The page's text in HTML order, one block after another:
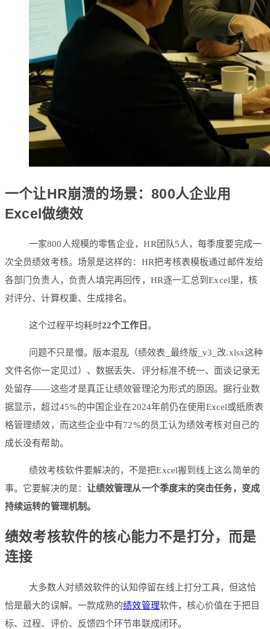
一个让HR崩溃的场景：800人企业用
Excel做绩效
一家800人规模的零售企业，HR团队5人，每季度要完成一
次全员绩效考核。场景是这样的：HR把考核表模板通过邮件发给
各部门负责人，负责人填完再回传，HR逐一汇总到Excel里，核
对评分、计算权重、生成排名。
这个过程平均耗时22个工作日。
问题不只是慢。版本混乱（绩效表_最终版_v3_改.xlsx这种
文件名你一定见过）、数据丢失、评分标准不统一、面谈记录无
处留存——这些才是真正让绩效管理沦为形式的原因。据行业数
据显示，超过45%的中国企业在2024年前仍在使用Excel或纸质表
格管理绩效，而这些企业中有72%的员工认为绩效考核对自己的
成长没有帮助。
绩效考核软件要解决的，不是把Excel搬到线上这么简单的
事。它要解决的是： 让绩效管理从一个季度末的突击任务，变成
持续运转的管理机制。
绩效考核软件的核心能力不是打分，而是
连接
大多数人对绩效软件的认知停留在线上打分工具，但这恰
恰是最大的误解。一款成熟的绩效管理软件，核心价值在于把目
标、过程、评价、反馈四个环节串联成闭环。